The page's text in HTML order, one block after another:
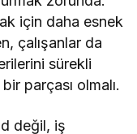
için daha esnek
çalışanlar da
sürekli
parçası olmalı.
değil, iş